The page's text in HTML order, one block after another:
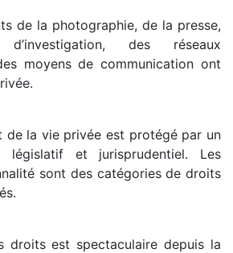
de la photographie, de la presse,
des réseaux
moyens de communication ont
de la vie privée est protégé par un
législatif et jurisprudentiel. Les
sont des catégories de droits
droits est spectaculaire depuis la